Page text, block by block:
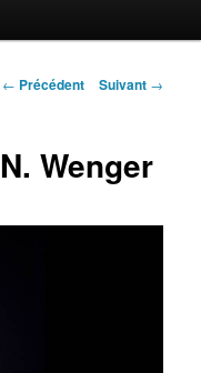
Navigation
← Précédent Suivant →
Wenger